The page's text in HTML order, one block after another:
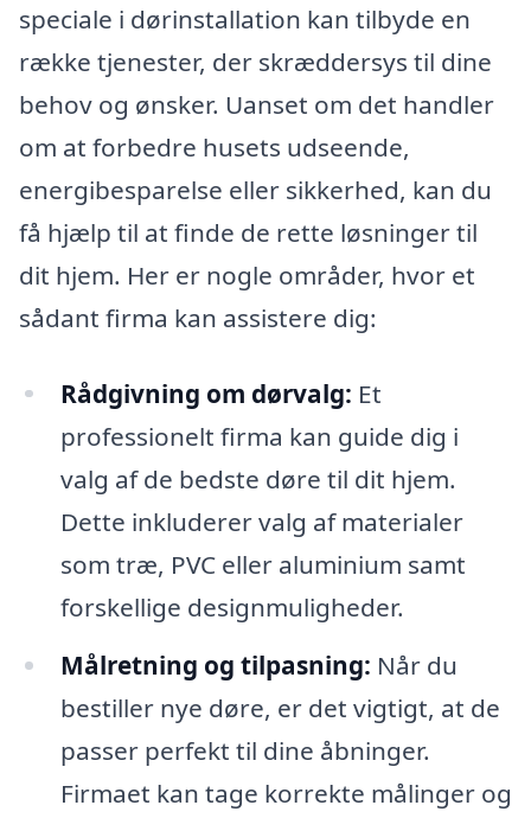
speciale i dørinstallation kan tilbyde en
række tjenester, der skræddersys til dine
behov og ønsker. Uanset om det handler
om at forbedre husets udseende,
energibesparelse eller sikkerhed, kan du
få hjælp til at finde de rette løsninger til
dit hjem. Her er nogle områder, hvor et
sådant firma kan assistere dig:
Rådgivning om dørvalg: Et
professionelt firma kan guide dig i
valg af de bedste døre til dit hjem.
Dette inkluderer valg af materialer
som træ, PVC eller aluminium samt
forskellige designmuligheder.
Målretning og tilpasning: Når du
bestiller nye døre, er det vigtigt, at de
passer perfekt til dine åbninger.
Firmaet kan tage korrekte målinger og